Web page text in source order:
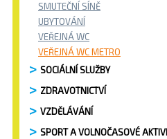
SMUTEČNÍ SÍNĚ
UBYTOVÁNÍ
VEŘEJNÁ WC
VEŘEJNÁ WC METRO
SOCIÁLNÍ SLUŽBY
ZDRAVOTNICTVÍ
VZDĚLÁVÁNÍ
SPORT A VOLNOČASOVÉ